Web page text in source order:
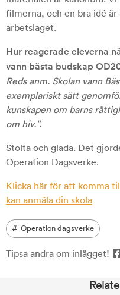
filmerna, och en bra idé
arbetslaget.
Hur reagerade eleverna
vann bästa budskap
Reds anm. Skolan vann
exemplariskt sätt
kunskapen om barns
om hiv.”.
Stolta och glada. Det
Operation Dagsverke.
Klicka här för att komma
kan anmäla din skola
Operation dagsverke
Tipsa andra om inlägget!